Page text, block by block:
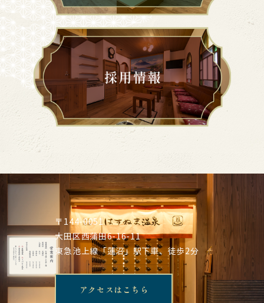
〒144-0051
大田区西蒲田6-16-11
東急池上線「蓮沼」駅下車、徒歩2分
アクセスはこちら